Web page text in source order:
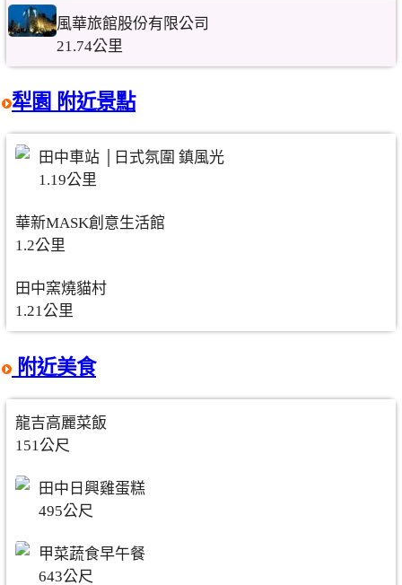
風華旅館股份有限公司
21.74公里
犁園 附近景點
田中車站 │日式氛圍 鎮風光
1.19公里
華新MASK創意生活館
1.2公里
田中窯燒貓村
1.21公里
附近美食
龍吉高麗菜飯
151公尺
田中日興雞蛋糕
495公尺
甲菜蔬食早午餐
643公尺